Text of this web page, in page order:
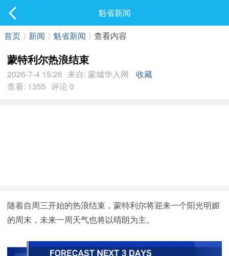
最新发表
魁省新闻
首页 ⟩ 新闻 ⟩ 魁省新闻 ⟩ 查看内容
蒙特利尔热浪结束
2026-7-4 15:26 来自: 蒙城华人网
收藏
查看: 1355 评论 0
随着自周三开始的热浪结束，蒙特利尔将迎来一个阳光明媚
的周末，未来一周天气也将以晴朗为主。